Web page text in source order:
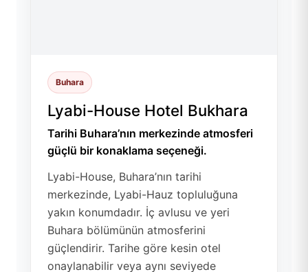
Buhara
Lyabi-House Hotel Bukhara
Tarihi Buhara’nın merkezinde atmosferi
güçlü bir konaklama seçeneği.
Lyabi-House, Buhara’nın tarihi
merkezinde, Lyabi-Hauz topluluğuna
yakın konumdadır. İç avlusu ve yeri
Buhara bölümünün atmosferini
güçlendirir. Tarihe göre kesin otel
onaylanabilir veya aynı seviyede